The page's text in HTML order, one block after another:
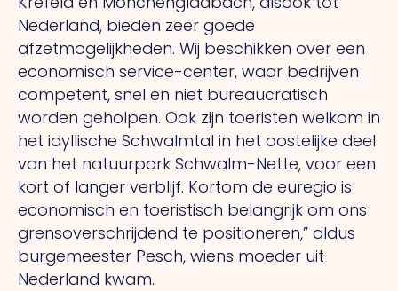
Nederland, bieden zeer goede
afzetmogelijkheden. Wij beschikken over een
economisch service-center, waar bedrijven
competent, snel en niet bureaucratisch
worden geholpen. Ook zijn toeristen welkom in
het idyllische Schwalmtal in het oostelijke deel
van het natuurpark Schwalm-Nette, voor een
kort of langer verblijf. Kortom de euregio is
economisch en toeristisch belangrijk om ons
grensoverschrijdend te positioneren,” aldus
burgemeester Pesch, wiens moeder uit
Nederland kwam.